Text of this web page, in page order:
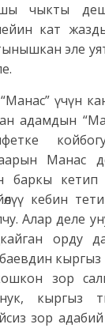
чыкты
кат
эле
үчүн
адамдын
Манас
баркы кетип
кебин
Алар деле
орду
зор
кыргыз
зор